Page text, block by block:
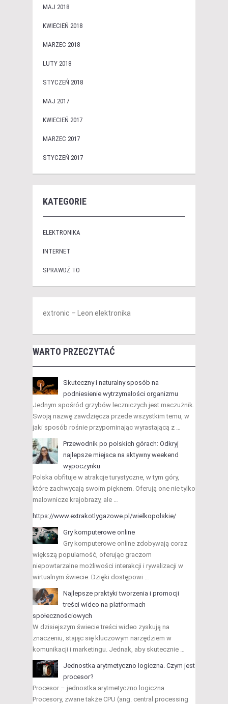
MAJ 2018
KWIECIEŃ 2018
MARZEC 2018
LUTY 2018
STYCZEŃ 2018
MAJ 2017
KWIECIEŃ 2017
MARZEC 2017
STYCZEŃ 2017
KATEGORIE
ELEKTRONIKA
INTERNET
SPRAWDŹ TO
extronic – Leon elektronika
WARTO PRZECZYTAĆ
Skuteczny i naturalny sposób na
podniesienie wytrzymałości organizmu
Jednym spośród grzybów leczniczych jest maczużnik.
Swoją nazwę zawdzięcza przede wszystkim temu, w
jaki sposób rośnie przypominając wyrastającą z …
Przewodnik po polskich górach: Odkryj
najlepsze miejsca na aktywny weekend
wypoczynku
Polska obfituje w atrakcje turystyczne, w tym góry,
które zachwycają swoim pięknem. Oferują one nie tylko
malownicze krajobrazy, ale …
https://www.extrakotlygazowe.pl/wielkopolskie/
Gry komputerowe online
Gry komputerowe online zdobywają coraz
większą popularność, oferując graczom
niepowtarzalne możliwości interakcji i rywalizacji w
wirtualnym świecie. Dzięki dostępowi …
Najlepsze praktyki tworzenia i promocji
treści wideo na platformach
społecznościowych
W dzisiejszym świecie treści wideo zyskują na
znaczeniu, stając się kluczowym narzędziem w
komunikacji i marketingu. Jednak, aby skutecznie …
Jednostka arytmetyczno logiczna. Czym jest
procesor?
Procesor – jednostka arytmetyczno logiczna
Procesory, zwane także CPU (ang. central processing